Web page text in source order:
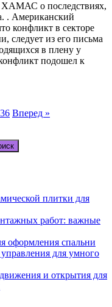
ХАМАС о последствиях,
. Американский
конфликт в секторе
следует из его письма
в плену у
подошел к
Вперед »
плитки для
работ: важные
оформления спальни
для умного
и открытия для